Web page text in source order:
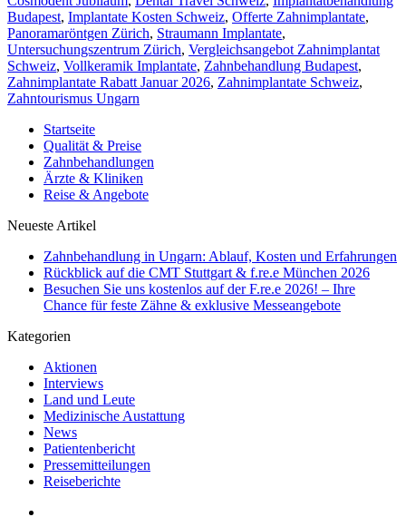
Budapest, Implantate Kosten Schweiz, Offerte Zahnimplantate,
Panoramaröntgen Zürich, Straumann Implantate,
Untersuchungszentrum Zürich, Vergleichsangebot Zahnimplantat
Schweiz, Vollkeramik Implantate, Zahnbehandlung Budapest,
Zahnimplantate Rabatt Januar 2026, Zahnimplantate Schweiz,
Zahntourismus Ungarn
Startseite
Qualität & Preise
Zahnbehandlungen
Ärzte & Kliniken
Reise & Angebote
Neueste Artikel
Zahnbehandlung in Ungarn: Ablauf, Kosten und Erfahrungen
Rückblick auf die CMT Stuttgart & f.re.e München 2026
Besuchen Sie uns kostenlos auf der F.re.e 2026! – Ihre
Chance für feste Zähne & exklusive Messeangebote
Kategorien
Aktionen
Interviews
Land und Leute
Medizinische Austattung
News
Patientenbericht
Pressemitteilungen
Reiseberichte